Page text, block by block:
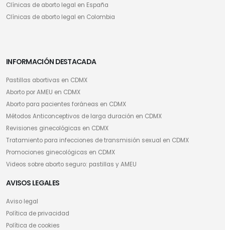
Clínicas de aborto legal en España
Clínicas de aborto legal en Colombia
INFORMACIÓN DESTACADA
Pastillas abortivas en CDMX
Aborto por AMEU en CDMX
Aborto para pacientes foráneas en CDMX
Métodos Anticonceptivos de larga duración en CDMX
Revisiones ginecológicas en CDMX
Tratamiento para infecciones de transmisión sexual en CDMX
Promociones ginecológicas en CDMX
Videos sobre aborto seguro: pastillas y AMEU
AVISOS LEGALES
Aviso legal
Política de privacidad
Política de cookies